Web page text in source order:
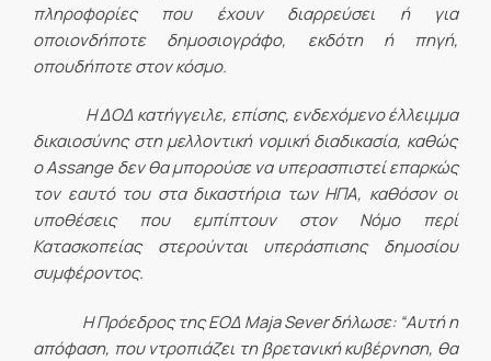
πληροφορίες που έχουν διαρρεύσει ή για
οποιονδήποτε δημοσιογράφο, εκδότη ή πηγή,
οπουδήποτε στον κόσμο.
Η ΔΟΔ κατήγγειλε, επίσης, ενδεχόμενοέλλειμμα
δικαιοσύνης στη μελλοντική νομική διαδικασία, καθώς
οAssangeδεν θα μπορούσε να υπερασπιστεί επαρκώς
τον εαυτό του στα δικαστήρια των ΗΠΑ, καθόσον οι
υποθέσεις που εμπίπτουν στον Νόμο περί
Κατασκοπείας στερούνται υπεράσπισης δημοσίου
συμφέροντος.
Η Πρόεδρος της ΕΟΔ Maja Sever δήλωσε: “Αυτή η
απόφαση, που ντροπιάζει τη βρετανική κυβέρνηση, θα